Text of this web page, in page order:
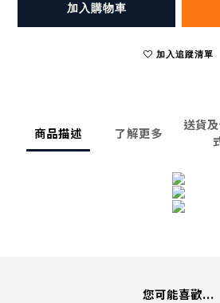
加入購物車
加入追蹤清單
商品描述 了解更多
送貨
您可能喜歡...